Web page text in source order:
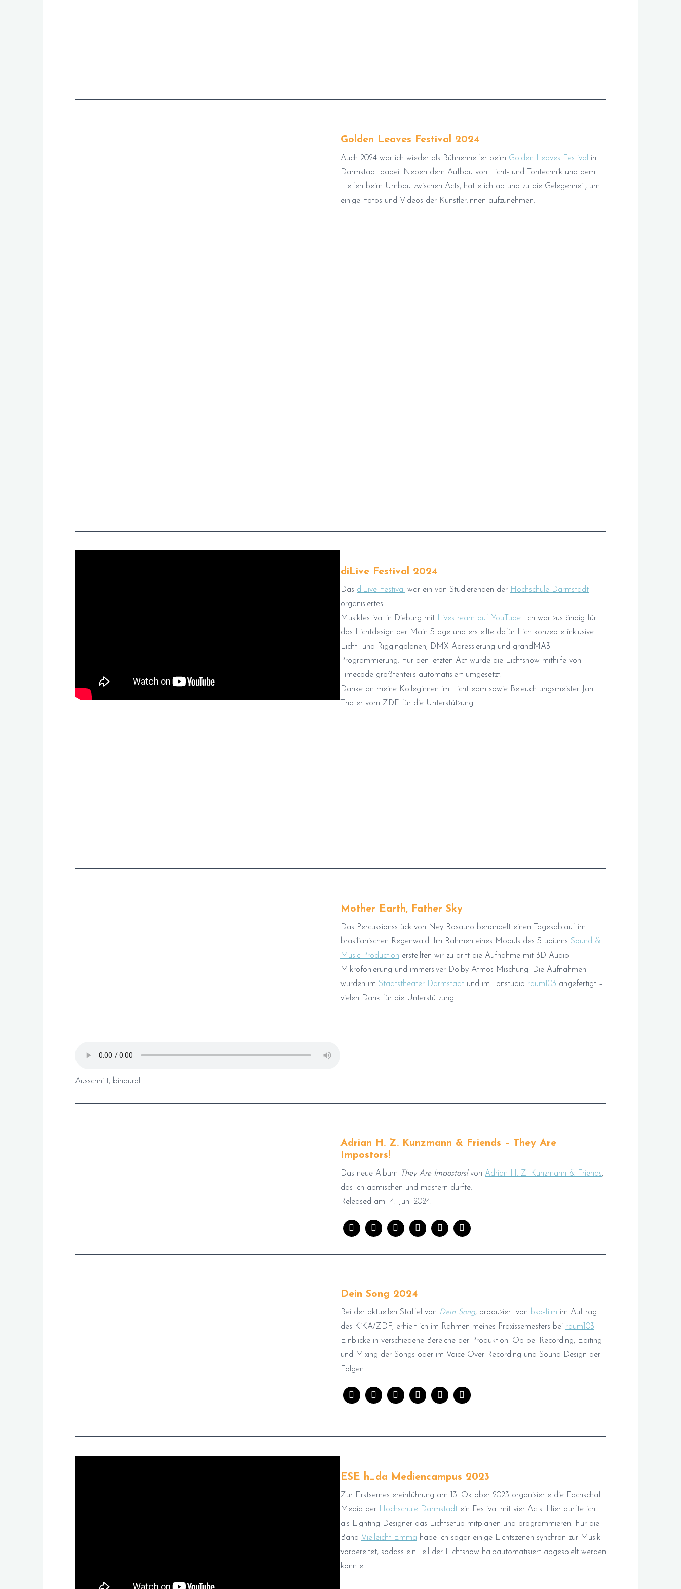
Golden Leaves Festival 2024
Auch 2024 war ich wieder als Bühnenhelfer beim Golden Leaves Festival
in
Darmstadt dabei. Neben dem Aufbau von Licht- und Tontechnik und dem
Helfen beim Umbau zwischen Acts, hatte ich ab und zu die Gelegenheit, um
einige Fotos und Videos der Künstler:innen aufzunehmen.
diLive Festival 2024
Das diLive Festival war ein von Studierenden der Hochschule Darmstadt
organisiertes
Musikfestival in Dieburg mit Livestream auf YouTube. Ich war zuständig für
das Lichtdesign der Main Stage und erstellte dafür Lichtkonzepte inklusive
Licht- und Riggingplänen, DMX-Adressierung und grandMA3-
Programmierung. Für den letzten Act wurde die Lichtshow mithilfe von
Timecode größtenteils automatisiert umgesetzt.
Danke an meine Kolleginnen im Lichtteam sowie Beleuchtungsmeister Jan
Thater vom ZDF für die Unterstützung!
Ausschnitt, binaural
Mother Earth, Father Sky
Das Percussionsstück von Ney Rosauro behandelt einen Tagesablauf im
brasilianischen Regenwald. Im Rahmen eines Moduls des Studiums Sound &
Music Production erstellten wir zu dritt die Aufnahme mit 3D-Audio-
Mikrofonierung und immersiver Dolby-Atmos-Mischung. Die Aufnahmen
wurden im Staatstheater Darmstadt und im Tonstudio raum103 angefertigt –
vielen Dank für die Unterstützung!
Adrian H. Z. Kunzmann & Friends – They Are
Impostors!
Das neue Album They Are Impostors!von Adrian H. Z. Kunzmann & Friends,
das ich abmischen und mastern durfte.
Released am 14. Juni 2024.
Dein Song 2024
Bei der aktuellen Staffel von Dein Song, produziert von bsb-film im Auftrag
des KiKA/ZDF, erhielt ich im Rahmen meines Praxissemesters bei raum103
Einblicke in verschiedene Bereiche der Produktion. Ob bei Recording, Editing
und Mixing der Songs oder im Voice Over Recording und Sound Design der
Folgen.
ESE h_da Mediencampus 2023
Zur Erstsemestereinführung am 13. Oktober 2023 organisierte die Fachschaft
Media der Hochschule Darmstadt ein Festival mit vier Acts. Hier durfte ich
als Lighting Designer das Lichtsetup mitplanen und programmieren. Für die
Band Vielleicht Emma habe ich sogar einige Lichtszenen synchron zur Musik
vorbereitet, sodass ein Teil der Lichtshow halbautomatisiert abgespielt werden
konnte.